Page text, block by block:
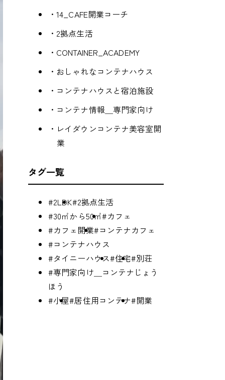
・14_CAFE開業コーチ
・2拠点生活
・CONTAINER_ACADEMY
・おしゃれなコンテナハウス
・コンテナハウスと宿泊施設
・コンテナ情報＿専門家向け
・レイダウンコンテナ美容室開
業
タグ一覧
#2LDK#2拠点生活
#30㎡から50㎡#カフェ
#カフェ開業#コンテナカフェ
#コンテナハウス
#タイニーハウス#住宅#別荘
#専門家向け＿コンテナじょう
ほう
#小屋#居住用コンテナ#開業